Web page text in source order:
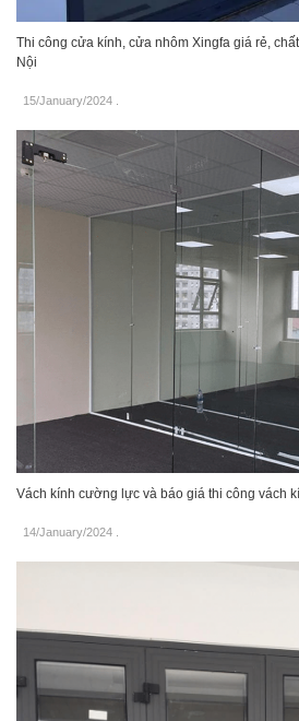
Thi công cửa kính, cửa nhôm Xingfa giá rẻ,
Nội
15/January/2024
Vách kính cường lực và báo giá thi công vách
14/January/2024